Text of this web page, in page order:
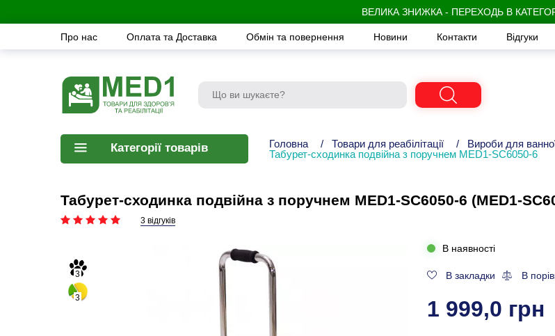
ВЕЛИКА ЗНИЖКА - ПЕРЕХОДЬ В
Про нас Оплата та Доставка Обмін та повернення Новини Контакти Відгуки
Категорії товарів Головна / Товари для реабілітації / Вироби для
Табурет-сходинка подвійна з поручнем MED1-SC6050-6
Табурет-сходинка подвійна з поручнем MED1-SC6050-6 (MED1-
3 відгуків
3
3
В наявності
В закладки В
1 999,0 грн